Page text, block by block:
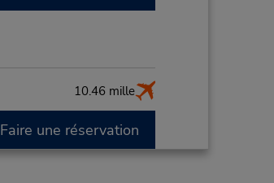
10.46 mille
Faire une réservation